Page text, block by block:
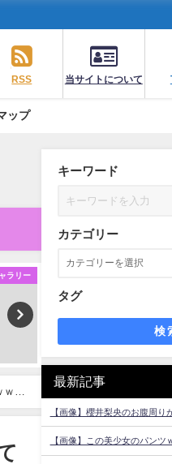
RSS 当サイトについて
ップ
ラリー
ｗ
キーワード
カテゴリー
タグ
検
最新記事
【画像】櫻井梨央のお腹周り
【画像】この美少女のパンツ